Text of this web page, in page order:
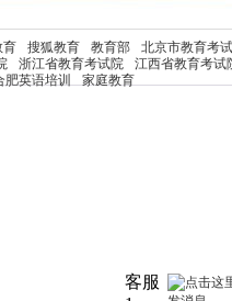
育 搜狐教育 教育部
北京市教育考
浙江省教育考试院
江西省教育考试
肥英语培训 家庭教育
客服